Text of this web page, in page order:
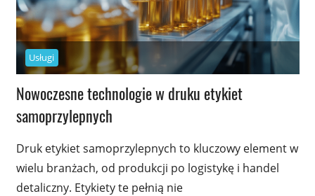
Usługi
Nowoczesne technologie w druku etykiet
samoprzylepnych
Druk etykiet samoprzylepnych to kluczowy element w
wielu branżach, od produkcji po logistykę i handel
detaliczny. Etykiety te pełnią nie